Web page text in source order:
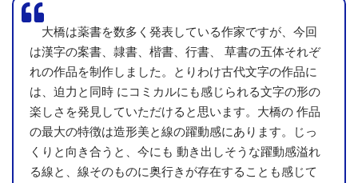
大橋は薬書を数多く発表している作家ですが、今回
は漢字の案書、隷書、楷書、行書、 草書の五体それぞ
れの作品を制作しました。とりわけ古代文字の作品に
は、迫力と同時 にコミカルにも感じられる文字の形の
楽しさを発見していただけると思います。大橋の 作品
の最大の特徴は造形美と線の躍動感にあります。じっ
くりと向き合うと、今にも 動き出しそうな躍動感溢れ
る線と、線そのものに奥行きが存在することも感じて